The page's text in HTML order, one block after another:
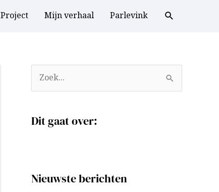
Project Mijn verhaal Parlevink
o
k
a
Dit gaat over:
Nieuwste berichten
r
h
e